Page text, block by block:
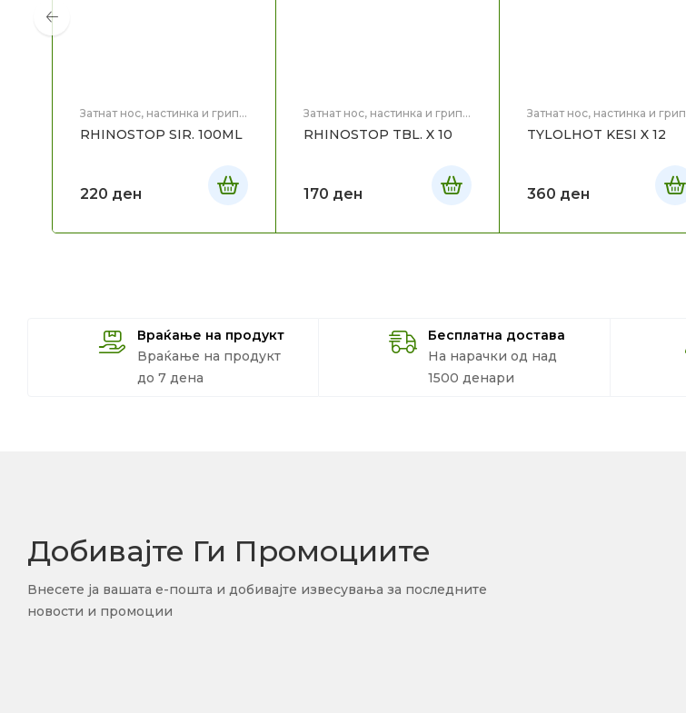
Затнат нос, настинка и грип,
RHINOSTOP SIR. 100ML
220 ден
Затнат нос, настинка и грип,
RHINOSTOP TBL. X 10
170 ден
Затнат нос, настинка и грип
TYLOLHOT KESI X 12
360 ден
Враќање на продукт
Враќање на продукт
до 7 дена
Бесплатна достава
На нарачки од над
1500 денари
Добивајте Ги Промоциите
Внесете ја вашата е-пошта и добивајте извесувања за последните
новости и промоции